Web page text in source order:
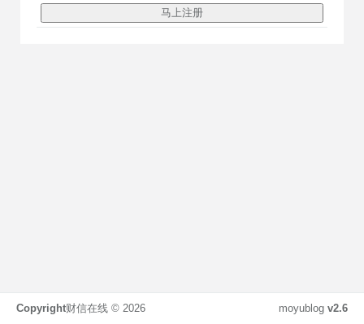
moyublog v2.6
Copyright财信在线 © 2026